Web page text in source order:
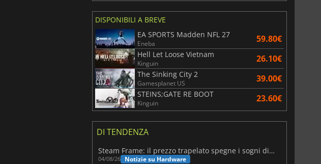
DISPONIBILI A BREVE
EA SPORTS Madden NFL 27
Eneba 59.80€
Hell Let Loose Vietnam
Kinguin 26.10€
The Sinking City 2
Gamesplanet US 39.00€
STEINS;GATE RE BOOT
Kinguin 23.60€
DI TENDENZA
Steam Frame: il prezzo trapelato spegne i sogni di un VR economico
04/08/26 Notizie su Hardware